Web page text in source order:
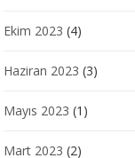
Ekim 2023 (4)
Haziran 2023 (3)
Mayıs 2023 (1)
Mart 2023 (2)